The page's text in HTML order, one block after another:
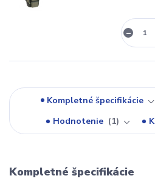
Kompletné špecifikácie
Hodnotenie
1
Kompletné špecifikácie